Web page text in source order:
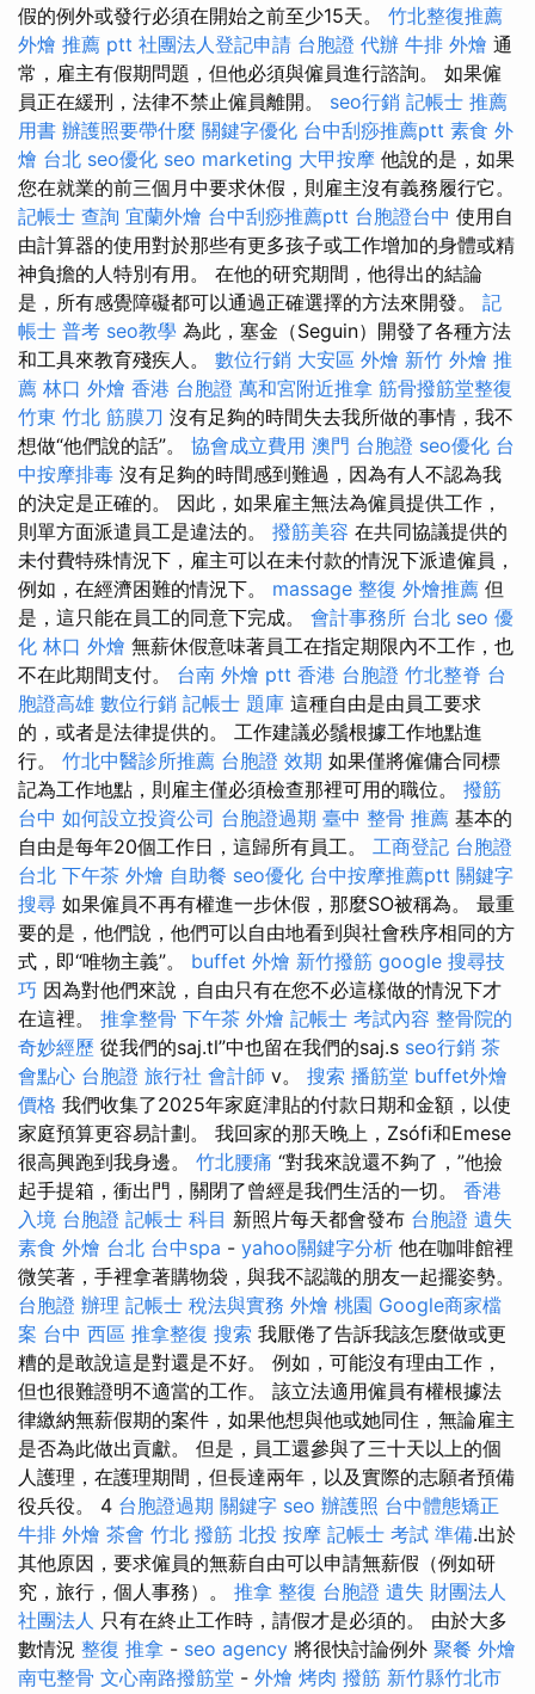
假的例外或發行必須在開始之前至少15天。 竹北整復推薦
外燴 推薦 ptt 社團法人登記申請 台胞證 代辦 牛排 外燴 通
常，雇主有假期問題，但他必須與僱員進行諮詢。 如果僱
員正在緩刑，法律不禁止僱員離開。 seo行銷 記帳士 推薦
用書 辦護照要帶什麼 關鍵字優化 台中刮痧推薦ptt 素食 外
燴 台北 seo優化 seo marketing 大甲按摩 他說的是，如果
您在就業的前三個月中要求休假，則雇主沒有義務履行它。
記帳士 查詢 宜蘭外燴 台中刮痧推薦ptt 台胞證台中 使用自
由計算器的使用對於那些有更多孩子或工作增加的身體或精
神負擔的人特別有用。 在他的研究期間，他得出的結論
是，所有感覺障礙都可以通過正確選擇的方法來開發。 記
帳士 普考 seo教學 為此，塞金（Seguin）開發了各種方法
和工具來教育殘疾人。 數位行銷 大安區 外燴 新竹 外燴 推
薦 林口 外燴 香港 台胞證 萬和宮附近推拿 筋骨撥筋堂整復
竹東 竹北 筋膜刀 沒有足夠的時間失去我所做的事情，我不
想做“他們說的話”。 協會成立費用 澳門 台胞證 seo優化 台
中按摩排毒 沒有足夠的時間感到難過，因為有人不認為我
的決定是正確的。 因此，如果雇主無法為僱員提供工作，
則單方面派遣員工是違法的。 撥筋美容 在共同協議提供的
未付費特殊情況下，雇主可以在未付款的情況下派遣僱員，
例如，在經濟困難的情況下。 massage 整復 外燴推薦 但
是，這只能在員工的同意下完成。 會計事務所 台北 seo 優
化 林口 外燴 無薪休假意味著員工在指定期限內不工作，也
不在此期間支付。 台南 外燴 ptt 香港 台胞證 竹北整脊 台
胞證高雄 數位行銷 記帳士 題庫 這種自由是由員工要求
的，或者是法律提供的。 工作建議必鬚根據工作地點進
行。 竹北中醫診所推薦 台胞證 效期 如果僅將僱傭合同標
記為工作地點，則雇主僅必須檢查那裡可用的職位。 撥筋
台中 如何設立投資公司 台胞證過期 臺中 整骨 推薦 基本的
自由是每年20個工作日，這歸所有員工。 工商登記 台胞證
台北 下午茶 外燴 自助餐 seo優化 台中按摩推薦ptt 關鍵字
搜尋 如果僱員不再有權進一步休假，那麼SO被稱為。 最重
要的是，他們說，他們可以自由地看到與社會秩序相同的方
式，即“唯物主義”。 buffet 外燴 新竹撥筋 google 搜尋技
巧 因為對他們來說，自由只有在您不必這樣做的情況下才
在這裡。 推拿整骨 下午茶 外燴 記帳士 考試內容 整骨院的
奇妙經歷 從我們的saj.tl”中也留在我們的saj.s seo行銷 茶
會點心 台胞證 旅行社 會計師 v。 搜索 播筋堂 buffet外燴
價格 我們收集了2025年家庭津貼的付款日期和金額，以使
家庭預算更容易計劃。 我回家的那天晚上，Zsófi和Emese
很高興跑到我身邊。 竹北腰痛 “對我來說還不夠了，”他撿
起手提箱，衝出門，關閉了曾經是我們生活的一切。 香港
入境 台胞證 記帳士 科目 新照片每天都會發布 台胞證 遺失
素食 外燴 台北 台中spa - yahoo關鍵字分析 他在咖啡館裡
微笑著，手裡拿著購物袋，與我不認識的朋友一起擺姿勢。
台胞證 辦理 記帳士 稅法與實務 外燴 桃園 Google商家檔
案 台中 西區 推拿整復 搜索 我厭倦了告訴我該怎麼做或更
糟的是敢說這是對還是不好。 例如，可能沒有理由工作，
但也很難證明不適當的工作。 該立法適用僱員有權根據法
律繳納無薪假期的案件，如果他想與他或她同住，無論雇主
是否為此做出貢獻。 但是，員工還參與了三十天以上的個
人護理，在護理期間，但長達兩年，以及實際的志願者預備
役兵役。 4 台胞證過期 關鍵字 seo 辦護照 台中體態矯正
牛排 外燴 茶會 竹北 撥筋 北投 按摩 記帳士 考試 準備.出於
其他原因，要求僱員的無薪自由可以申請無薪假（例如研
究，旅行，個人事務）。 推拿 整復 台胞證 遺失 財團法人
社團法人 只有在終止工作時，請假才是必須的。 由於大多
數情況 整復 推拿 - seo agency 將很快討論例外 聚餐 外燴
南屯整骨 文心南路撥筋堂 - 外燴 烤肉 撥筋 新竹縣竹北市